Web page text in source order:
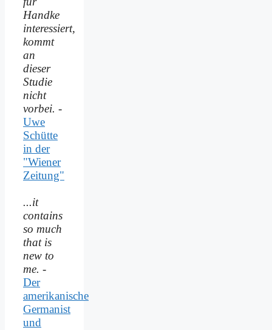
Handke
interessiert,
kommt
an
dieser
Studie
nicht
vorbei. -
Uwe
Schütte
in der
"Wiener
Zeitung"
...it
contains
so much
that is
new to
me. -
Der
amerikanische
Germanist
und